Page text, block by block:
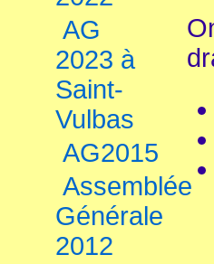
AG
2023 à
Saint-
Vulbas
AG2015
Assemblée
Générale
2012